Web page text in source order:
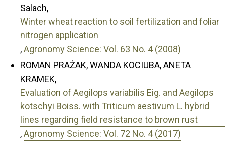
Salach,
Winter wheat reaction to soil fertilization and foliar
nitrogen application
,Agronomy Science: Vol. 63 No. 4 (2008)
ROMAN PRAŻAK, WANDA KOCIUBA, ANETA
KRAMEK,
Evaluation of Aegilops variabilis Eig. and Aegilops
kotschyi Boiss. with Triticum aestivum L. hybrid
lines regarding field resistance to brown rust
,Agronomy Science: Vol. 72 No. 4 (2017)